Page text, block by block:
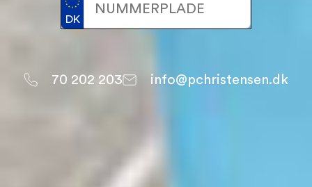
DK
70 202 203 info@pchristensen.dk